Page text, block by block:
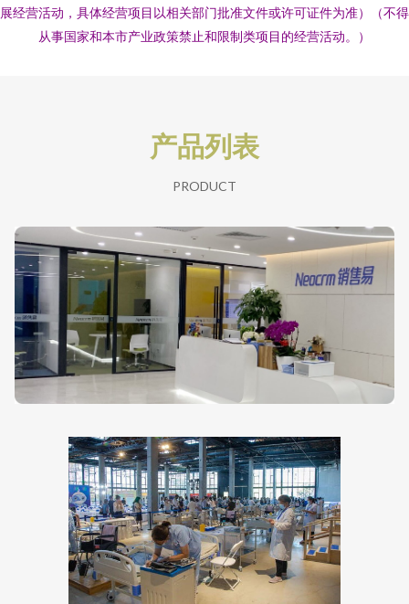
展经营活动，具体经营项目以相关部门批准文件或许可证件为准）（不得
从事国家和本市产业政策禁止和限制类项目的经营活动。）
产品列表
PRODUCT